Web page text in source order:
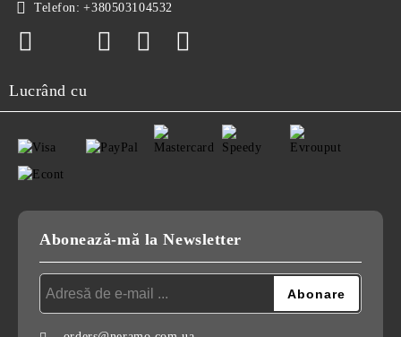
Telefon: +380503104532
Lucrând cu
Abonează-mă la Newsletter